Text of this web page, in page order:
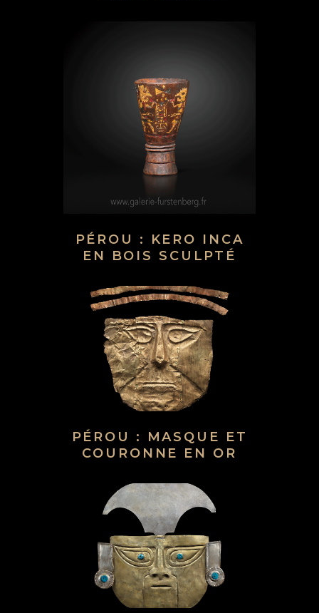
PÉROU : KERO INCA
EN BOIS SCULPTÉ
PÉROU : MASQUE ET
COURONNE EN OR